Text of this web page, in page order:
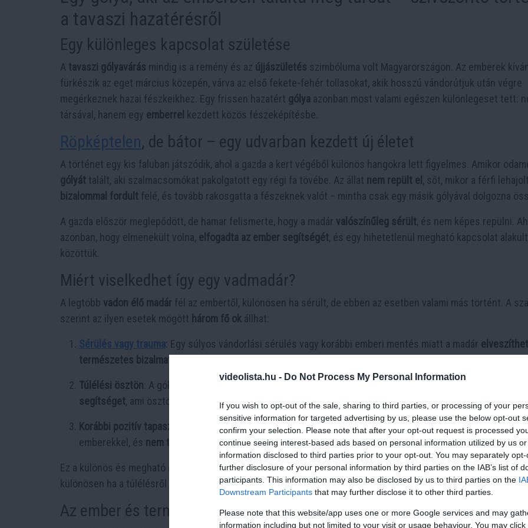
videolista.hu - Do Not Process My Personal Information
If you wish to opt-out of the sale, sharing to third parties, or processing of your
sensitive information for targeted advertising by us, please use the below opt-out
confirm your selection. Please note that after your opt-out request is processed
continue seeing interest-based ads based on personal information utilized by us
information disclosed to third parties prior to your opt-out. You may separately
further disclosure of your personal information by third parties on the IAB’s list of
participants. This information may also be disclosed by us to third parties on the
Downstream Participants that may further disclose it to other third parties.
Please note that this website/app uses one or more Google services and may
information including but not limited to your visit or usage behaviour. You may
a tavaszi hazatérésről
Egy különleges kapcsolat születése
A tavaszi gólyavárás mindig is a remény és az újjászületés szimbóluma volt Magyarországon. Az emberek
fürkészik az eget március közepén, várva az első fekete-fehér tollasokat, akik hosszú vándorútjuk után végre
megérkeznek hazai fészkeikhez. Egy frissen hazatért gólya azonban most valami egészen különlegeset tett:
társával, hanem egy emberrel kezdett közös fészeképítésbe.
Röpképtelen, de bátor – egy udvarban kezdett új életet
A történet egy kis faluban játszódik, ahol a gazda a kert végéből különös hangokra lett figyelmes. Amikor
gólyát talált, aki szalmacsomókat pakolgatott egy régi fa tövébe. Az állat nem repült el , sőt, mikor a férfi
bizalommal fordult felé, és tovább rakosgatta a fészeknek valót – mintha csak egy másik gólyával dolgozna
A gazda először meglepődött, de hamar felismerte, hogy a madár valószínűleg sérült, és nem képes repülni.
azonban, hogy elmenekült volna, elfogadta az ember segítségét, és egy hihetetlenül megható kapcsolat
közöttük.
Miért viselkedhet így egy vadmadár?
A legtöbb vadon élő madár fél az embertől, különösen ha sérült, de ebben az esetben valami más történt. A
szerint az ilyen esetek mögött három fő ok állhat:
Sérülés vagy trauma : Egy súlyos vándorlási sérülés vagy korábbi emberi mentés miatt a madár
természetes bizalmatlanságát
Túlélési ösztön : A gólya felismerhette, hogy egyedül nem tud megfelelő fészket építeni, így
segítséget, ami ösztönös túlélési reakció lehetett.
Korábbi pozitív tapasztalat : Lehetséges, hogy a gólya egymentett példány, aki már korábban is került
emberekkel, és nem tekinti őket veszélyforrásnak.
Ez a különös és megható együttműködés jól mutatja, mennyirealkalmazkodóképesegyes állatok viselkedése,
különösen ha a túlélésről vagy az
utódnemzésről van szó.
Az ember és természet új kapcsolata